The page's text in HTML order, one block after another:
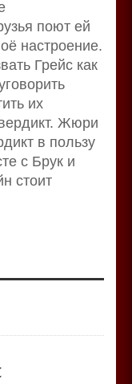
поют ей
настроение.
Грейс как
их
Жюри
в пользу
с Брук и
стоит